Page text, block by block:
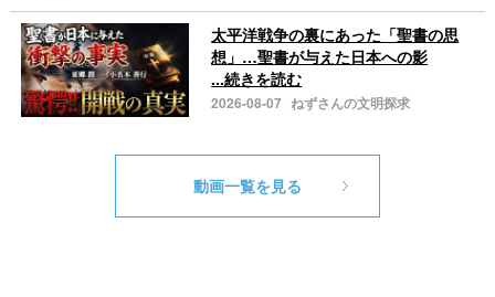
太平洋戦争の裏にあった「聖書の思
想」…聖書が与えた日本への影
...続きを読む
2026-08-07 ねずさんの文明探求
動画一覧を見る